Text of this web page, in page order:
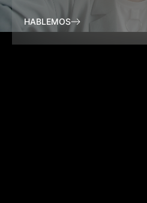
HABLEMOS